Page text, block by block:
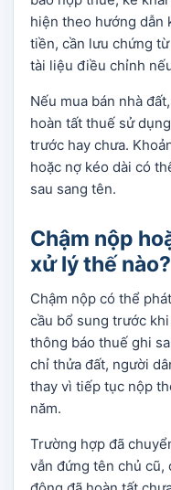
hiện theo hướng dẫn
tiền, cần lưu chứng
tài liệu điều chỉnh
Nếu mua bán nhà
hoàn tất thuế sử
trước hay chưa.
hoặc nợ kéo dài có
sau sang tên.
Chậm nộp
xử lý thế nào?
Chậm nộp có thể
cầu bổ sung trước
thông báo thuế ghi
chỉ thửa đất, người
thay vì tiếp tục nộp
năm.
Trường hợp đã
vẫn đứng tên chủ cũ,